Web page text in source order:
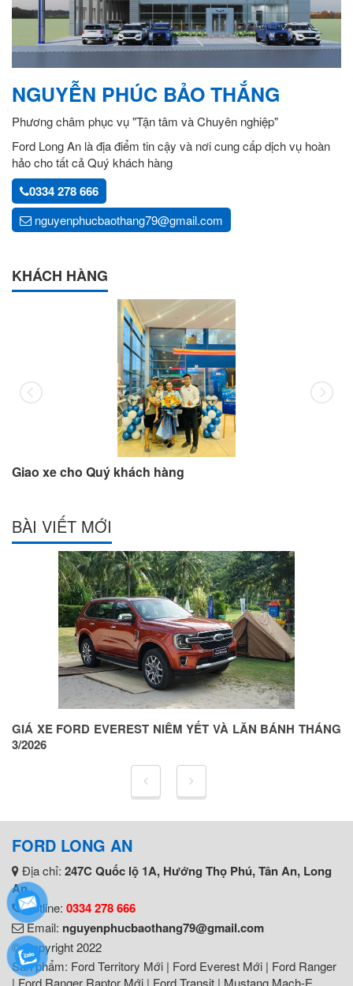
NGUYỄN PHÚC BẢO THẮNG
Phương châm phục vụ "Tận tâm và Chuyên nghiệp"
Ford Long An là địa điểm tin cậy và nơi cung cấp dịch vụ hoàn
hảo cho tất cả Quý khách hàng
0334 278 666
nguyenphucbaothang79@gmail.com
KHÁCH HÀNG
Giao xe cho Quý khách hàng
BÀI VIẾT MỚI
GIÁ XE FORD EVEREST NIÊM YẾT VÀ LĂN BÁNH THÁNG
3/2026
FORD LONG AN
Địa chỉ: 247C Quốc lộ 1A, Hướng Thọ Phú, Tân An, Long
An
Hotline: 0334 278 666
Email: nguyenphucbaothang79@gmail.com
© Copyright 2022
Sản phẩm: Ford Territory Mới | Ford Everest Mới | Ford Ranger
| Ford Ranger Raptor Mới | Ford Transit | Mustang Mach-E